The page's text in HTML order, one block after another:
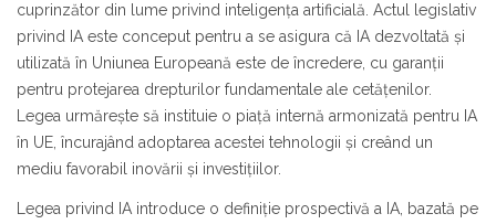
cuprinzător din lume privind inteligența artificială. Actul legislativ
privind IA este conceput pentru a se asigura că IA dezvoltată și
utilizată în Uniunea Europeană este de încredere, cu garanții
pentru protejarea drepturilor fundamentale ale cetățenilor.
Legea urmărește să instituie o piață internă armonizată pentru IA
în UE, încurajând adoptarea acestei tehnologii și creând un
mediu favorabil inovării și investițiilor.
Legea privind IA introduce o definiție prospectivă a IA, bazată pe